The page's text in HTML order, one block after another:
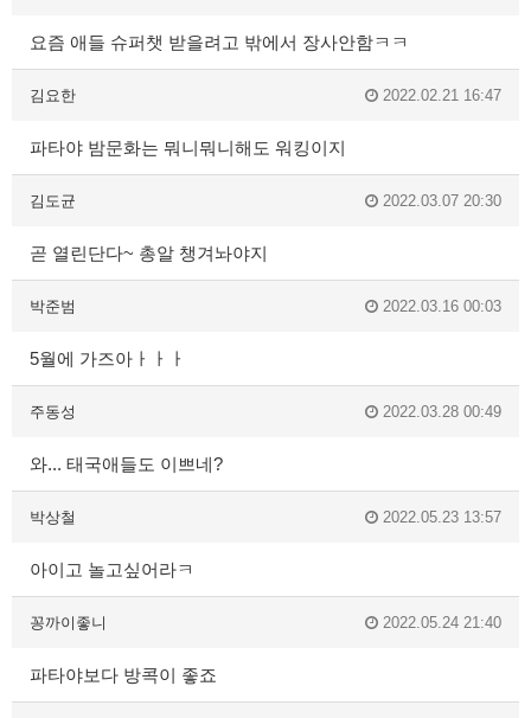
요즘 애들 슈퍼챗 받을려고 밖에서 장사안함ㅋㅋ
김요한 2022.02.21 16:47
파타야 밤문화는 뭐니뭐니해도 워킹이지
김도균 2022.03.07 20:30
곧 열린단다~ 총알 챙겨놔야지
박준범 2022.03.16 00:03
5월에 가즈아ㅏㅏㅏ
주동성 2022.03.28 00:49
와... 태국애들도 이쁘네?
박상철 2022.05.23 13:57
아이고 놀고싶어라ㅋ
꽁까이좋니 2022.05.24 21:40
파타야보다 방콕이 좋죠